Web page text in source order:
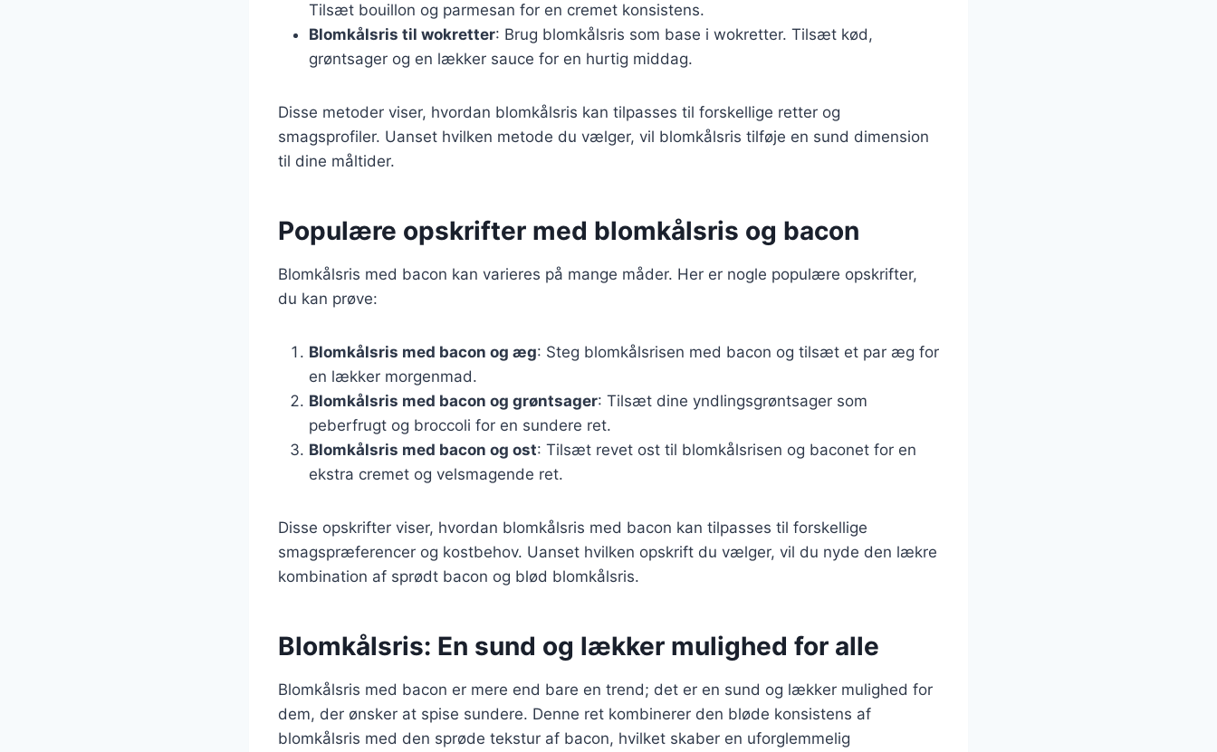
Tilsæt bouillon og parmesan for en cremet konsistens.
Blomkålsris til wokretter: Brug blomkålsris som base i wokretter. Tilsæt kød,
grøntsager og en lækker sauce for en hurtig middag.
Disse metoder viser, hvordan blomkålsris kan tilpasses til forskellige retter og
smagsprofiler. Uanset hvilken metode du vælger, vil blomkålsris tilføje en sund dimension
til dine måltider.
Populære opskrifter med blomkålsris og bacon
Blomkålsris med bacon kan varieres på mange måder. Her er nogle populære opskrifter,
du kan prøve:
Blomkålsris med bacon og æg: Steg blomkålsrisen med bacon og tilsæt et par æg for
en lækker morgenmad.
Blomkålsris med bacon og grøntsager: Tilsæt dine yndlingsgrøntsager som
peberfrugt og broccoli for en sundere ret.
Blomkålsris med bacon og ost: Tilsæt revet ost til blomkålsrisen og baconet for en
ekstra cremet og velsmagende ret.
Disse opskrifter viser, hvordan blomkålsris med bacon kan tilpasses til forskellige
smagspræferencer og kostbehov. Uanset hvilken opskrift du vælger, vil du nyde den lækre
kombination af sprødt bacon og blød blomkålsris.
Blomkålsris: En sund og lækker mulighed for alle
Blomkålsris med bacon er mere end bare en trend; det er en sund og lækker mulighed for
dem, der ønsker at spise sundere. Denne ret kombinerer den bløde konsistens af
blomkålsris med den sprøde tekstur af bacon, hvilket skaber en uforglemmelig